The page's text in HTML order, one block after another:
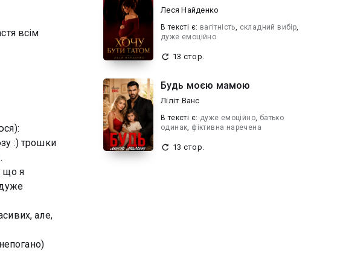
всім
:) трошки
що я
але,
Леся Найденко
В текcті є: вагітність, складний вибір,
дуже емоційно
13 стор.
Будь моєю мамою
Ліліт Ванс
В текcті є: дуже емоційно, батько
одинак, фіктивна наречена
13 стор.